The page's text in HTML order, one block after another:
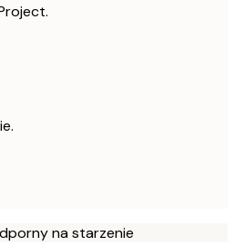
na starzenie